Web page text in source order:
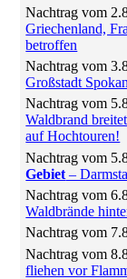
Nachtrag vom
Griechenland,
betroffen
Nachtrag vom
Großstadt
Nachtrag vom
Waldbrand
auf Hochtouren!
Nachtrag vom
Gebiet –
Nachtrag vom
Waldbrände
Nachtrag vom
Nachtrag vom
fliehen vor